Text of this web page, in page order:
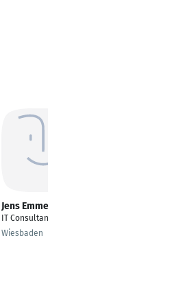
Jens Emmerich
IT Consultant
Wiesbaden